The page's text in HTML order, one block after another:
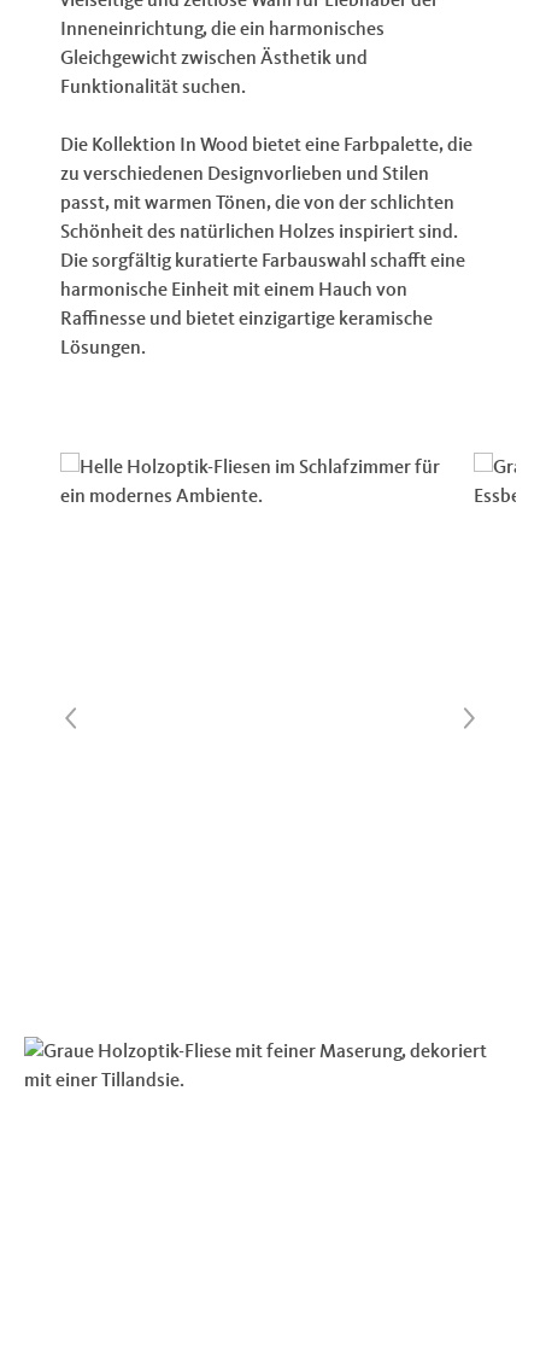
Inneneinrichtung, die ein harmonisches
Gleichgewicht zwischen Ästhetik und
Funktionalität suchen.
Die Kollektion In Wood bietet eine Farbpalette, die
zu verschiedenen Designvorlieben und Stilen
passt, mit warmen Tönen, die von der schlichten
Schönheit des natürlichen Holzes inspiriert sind.
Die sorgfältig kuratierte Farbauswahl schafft eine
harmonische Einheit mit einem Hauch von
Raffinesse und bietet einzigartige keramische
Lösungen.